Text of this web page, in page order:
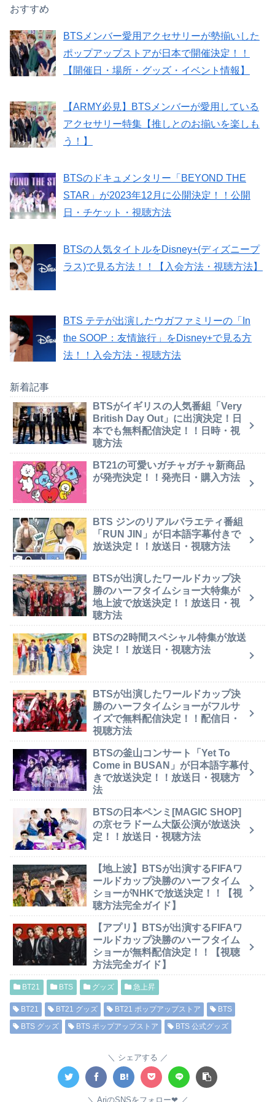
おすすめ
BTSメンバー愛用アクセサリーが勢揃いした
ポップアップストアが日本で開催決定！！
【開催日・場所・グッズ・イベント情報】
【ARMY必見】BTSメンバーが愛用している
アクセサリー特集【推しとのお揃いを楽しも
う！】
BTSのドキュメンタリー「BEYOND THE
STAR」が2023年12月に公開決定！！公開
日・チケット・視聴方法
BTSの人気タイトルをDisney+(ディズニープ
ラス)で見る方法！！【入会方法・視聴方法】
BTS テテが出演したウガファミリーの「In
the SOOP：友情旅行」をDisney+で見る方
法！！入会方法・視聴方法
新着記事
BTSがイギリスの人気番組「Very
British Day Out」に出演決定！日
本でも無料配信決定！！日時・視
聴方法
BT21の可愛いガチャガチャ新商品
が発売決定！！発売日・購入方法
BTS ジンのリアルバラエティ番組
「RUN JIN」が日本語字幕付きで
放送決定！！放送日・視聴方法
BTSが出演したワールドカップ決
勝のハーフタイムショー大特集が
地上波で放送決定！！放送日・視
聴方法
BTSの2時間スペシャル特集が放送
決定！！放送日・視聴方法
BTSが出演したワールドカップ決
勝のハーフタイムショーがフルサ
イズで無料配信決定！！配信日・
視聴方法
BTSの釜山コンサート「Yet To
Come in BUSAN」が日本語字幕付
きで放送決定！！放送日・視聴方
法
BTSの日本ペンミ[MAGIC SHOP]
の京セラドーム大阪公演が放送決
定！！放送日・視聴方法
【地上波】BTSが出演するFIFAワ
ールドカップ決勝のハーフタイム
ショーがNHKで放送決定！！【視
聴方法完全ガイド】
【アプリ】BTSが出演するFIFAワ
ールドカップ決勝のハーフタイム
ショーが無料配信決定！！【視聴
方法完全ガイド】
BT21 BTS グッズ 急上昇
BT21 BT21 グッズ BT21 ポップアップストア
BTS
BTS グッズ
BTS ポップアップストア BTS 公式グッズ
シェアする
AriのSNSをフォロー❤︎